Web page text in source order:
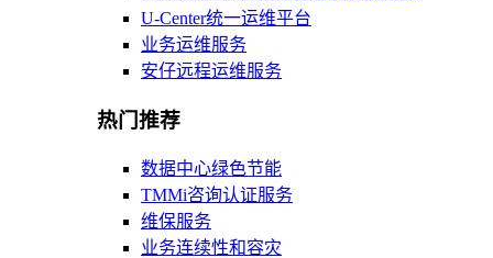
U-Center统一运维平台
业务运维服务
安仔远程运维服务
热门推荐
数据中心绿色节能
TMMi咨询认证服务
维保服务
业务连续性和容灾